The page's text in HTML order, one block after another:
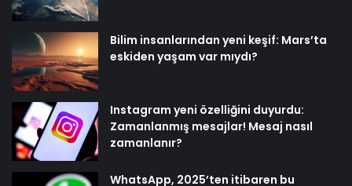
Bilim insanlarından yeni keşif: Mars’ta
eskiden yaşam var mıydı?
Instagram yeni özelliğini duyurdu:
Zamanlanmış mesajlar! Mesaj nasıl
zamanlanır?
WhatsApp, 2025’ten itibaren bu